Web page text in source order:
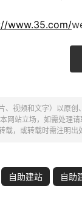
www.35.com/
、视频和文字）以原
网站立场，如需处理
载，或转载时需注明出
自助建站 自助